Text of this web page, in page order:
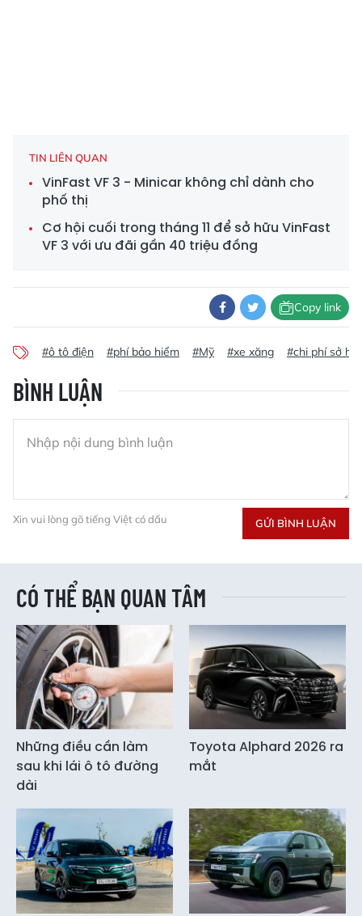
TIN LIÊN QUAN
VinFast VF 3 - Minicar không chỉ dành cho
phố thị
Cơ hội cuối trong tháng 11 để sở hữu VinFast
VF 3 với ưu đãi gần 40 triệu đồng
Copy link
#ô tô điện #phí bảo hiểm #Mỹ #xe xăng #chi phí sở
BÌNH LUẬN
Xin vui lòng gõ tiếng Việt có dấu GỬI BÌNH LUẬN
CÓ THỂ BẠN QUAN TÂM
Những điều cần làm
sau khi lái ô tô đường
dài
Toyota Alphard 2026 ra
mắt